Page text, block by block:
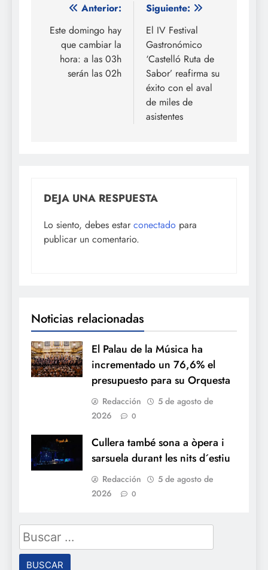
Navegación
de
entradas
Anterior:
Este domingo hay
que cambiar la
hora: a las 03h
serán las 02h
Siguiente:
El IV Festival
Gastronómico
‘Castelló Ruta de
Sabor’ reafirma su
éxito con el aval
de miles de
asistentes
DEJA UNA RESPUESTA
Lo siento, debes estar conectado para
publicar un comentario.
Noticias relacionadas
El Palau de la Música ha
incrementado un 76,6% el
presupuesto para su Orquesta
Redacción
5 de agosto de
2026
0
Cullera també sona a òpera i
sarsuela durant les nits d´estiu
Redacción
5 de agosto de
2026
0
Buscar: